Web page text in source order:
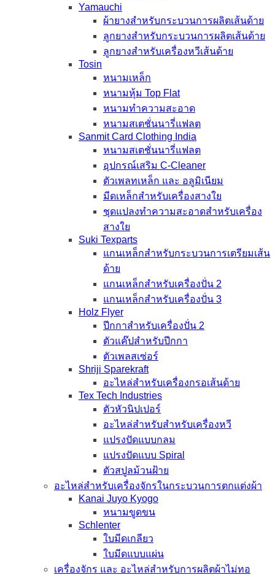
Yamauchi
ผ้ายางสำหรับกระบวนการผลิตเส้นด้าย
ลูกยางสำหรับกระบวนการผลิตเส้นด้าย
ลูกยางสำหรับเครื่องหวีเส้นด้าย
Tosin
หนามเหล็ก
หนามหุ้ม Top Flat
หนามทำความสะอาด
หนามสเตชั่นนารี่แฟลต
Sanmit Card Clothing India
หนามสเตชั่นนารี่แฟลต
อุปกรณ์เสริม C-Cleaner
ตัวเพลทเหล็ก และ อลูมิเนียม
มีดเหล็กสำหรับเครื่องสางใย
ชุดแปลงทำความสะอาดสำหรับเครื่อง
สางใย
Suki Texparts
แกนเหล็กสำหรับกระบวนการเตรียมเส้น
ด้าย
แกนเหล็กสำหรับเครื่องปั่น 2
แกนเหล็กสำหรับเครื่องปั่น 3
Holz Flyer
ปีกกาสำหรับเครื่องปั่น 2
ตัวแค๊ปสำหรับปีกกา
ตัวเพลสเซ่อร์
Shriji Sparekraft
อะไหล่สำหรับเครื่องกรอเส้นด้าย
Tex Tech Industries
ตัวหัวนิปเปอร์
อะไหล่สำหรับสำหรับเครื่องหวี
แปรงปัดแบบกลม
แปรงปัดแบบ Spiral
ตัวสปูลม้วนฝ้าย
อะไหล่สำหรับเครื่องจักรในกระบวนการตกแต่งผ้า
Kanai Juyo Kyogo
หนามขูดขน
Schlenter
ใบมีดเกลียว
ใบมีดแบบแผ่น
เครื่องจักร และ อะไหล่สำหรับการผลิตผ้าไม่ทอ